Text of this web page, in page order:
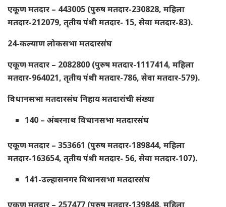
एकूण मतदार – 443005 (पुरुष मतदार-230828, महिला
मतदार-212079, तृतीय पंथी मतदार- 15, सेवा मतदार-83).
24-कल्याण लोकसभा मतदारसंघ
एकूण मतदार – 2082800 (पुरुष मतदार-1117414, महिला
मतदार-964021, तृतीय पंथी मतदार-786, सेवा मतदार-579).
विधानसभा मतदारसंघ निहाय मतदारांची संख्या
140 – अंबरनाथ विधानसभा मतदारसंघ
एकूण मतदार – 353661 (पुरुष मतदार-189844, महिला
मतदार-163654, तृतीय पंथी मतदार- 56, सेवा मतदार-107).
141-उल्हासनगर विधानसभा मतदारसंघ
एकूण मतदार – 257477 (पुरुष मतदार-139848, महिला